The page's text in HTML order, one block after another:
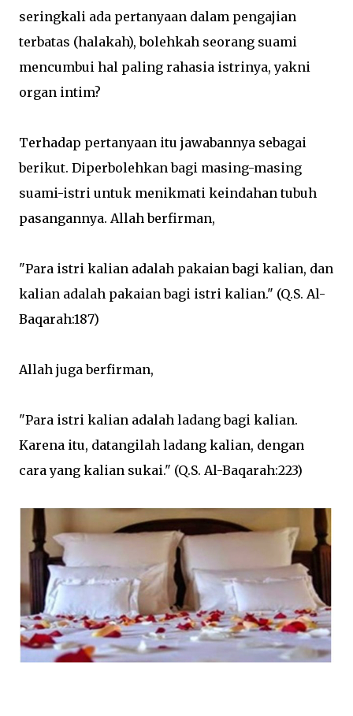
seringkali ada pertanyaan dalam pengajian
terbatas (halakah), bolehkah seorang suami
mencumbui hal paling rahasia istrinya, yakni
organ intim?
Terhadap pertanyaan itu jawabannya sebagai
berikut. Diperbolehkan bagi masing-masing
suami-istri untuk menikmati keindahan tubuh
pasangannya. Allah berfirman,
"Para istri kalian adalah pakaian bagi kalian, dan
kalian adalah pakaian bagi istri kalian." (Q.S. Al-
Baqarah:187)
Allah juga berfirman,
"Para istri kalian adalah ladang bagi kalian.
Karena itu, datangilah ladang kalian, dengan
cara yang kalian sukai." (Q.S. Al-Baqarah:223)